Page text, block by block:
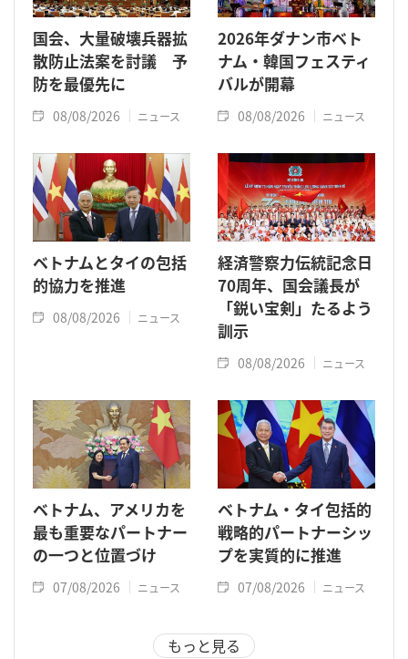
国会、大量破壊兵器拡
散防止法案を討議 予
防を最優先に
08/08/2026 ニュース
2026年ダナン市ベト
ナム・韓国フェスティ
バルが開幕
08/08/2026 ニュース
ベトナムとタイの包括
的協力を推進
08/08/2026 ニュース
経済警察力伝統記念日
70周年、国会議長が
「鋭い宝剣」たるよう
訓示
08/08/2026 ニュース
ベトナム、アメリカを
最も重要なパートナー
の一つと位置づけ
07/08/2026 ニュース
ベトナム・タイ包括的
戦略的パートナーシッ
プを実質的に推進
07/08/2026 ニュース
もっと見る